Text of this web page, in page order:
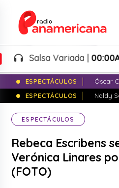
Salsa Variada |00:00AM
ESPECTÁCULOS
Óscar
ESPECTÁCULOS
Naldy
ESPECTÁCULOS
Rebeca Escribens
Verónica Linares
(FOTO)